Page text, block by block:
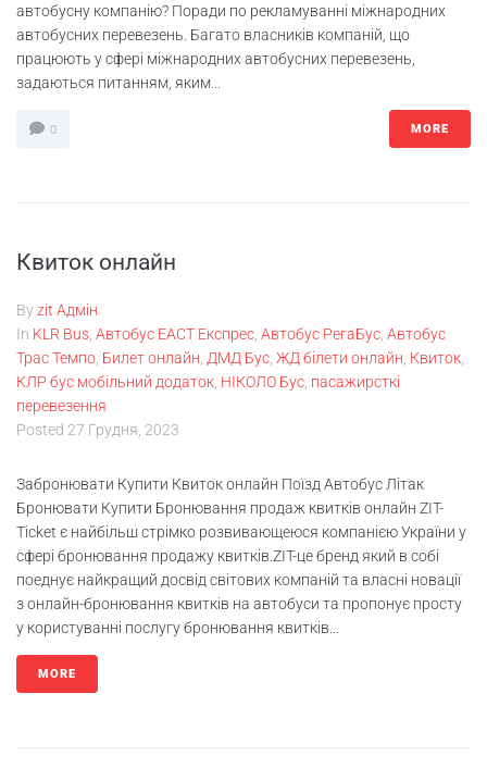
автобусну компанію? Поради по рекламуванні міжнародних
автобусних перевезень. Багато власників компаній, що
працюють у сфері міжнародних автобусних перевезень,
задаються питанням, яким...
0 MORE
Квиток онлайн
Byzit Адмін
In KLR Bus Автобус ЕАСТ Експрес Автобус РегаБус Автобус
Трас Темпо Билет онлайн ДМД Бус ЖД білети онлайн Квиток
КЛР бус мобільний додаток НІКОЛО Бус пасажирсткі
перевезення
Posted 27 Грудня, 2023
Забронювати Купити Квиток онлайн Поїзд Автобус Літак
Бронювати Купити Бронювання продаж квитків онлайн ZIT-
Ticket є найбільш стрімко розвивающеюся компанією України у
сфері бронювання продажу квитків.ZIT-це бренд який в собі
поеднує найкращий досвід світових компаній та власні новації
з онлайн-бронювання квитків на автобуси та пропонує просту
у користуванні послугу бронювання квитків...
MORE